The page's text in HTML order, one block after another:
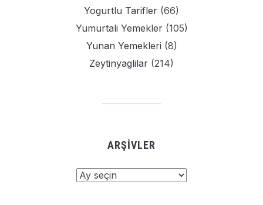
Yogurtlu Tarifler (66)
Yumurtali Yemekler(105)
Yunan Yemekleri (8)
Zeytinyaglilar (214)
ARŞIVLER